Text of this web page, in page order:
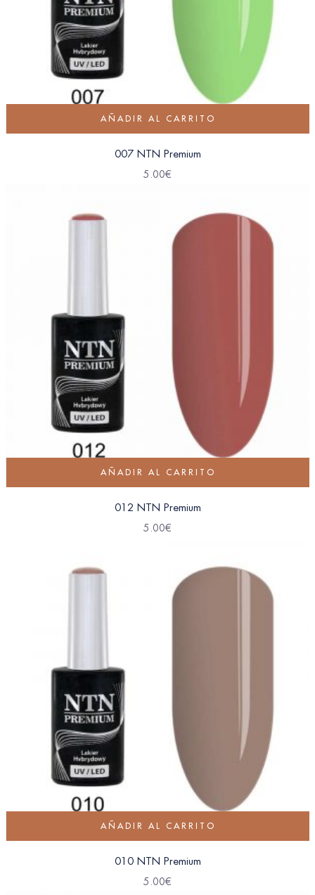
AÑADIR AL CARRITO
007 NTN Premium
5.00€
AÑADIR AL CARRITO
012 NTN Premium
5.00€
AÑADIR AL CARRITO
010 NTN Premium
5.00€